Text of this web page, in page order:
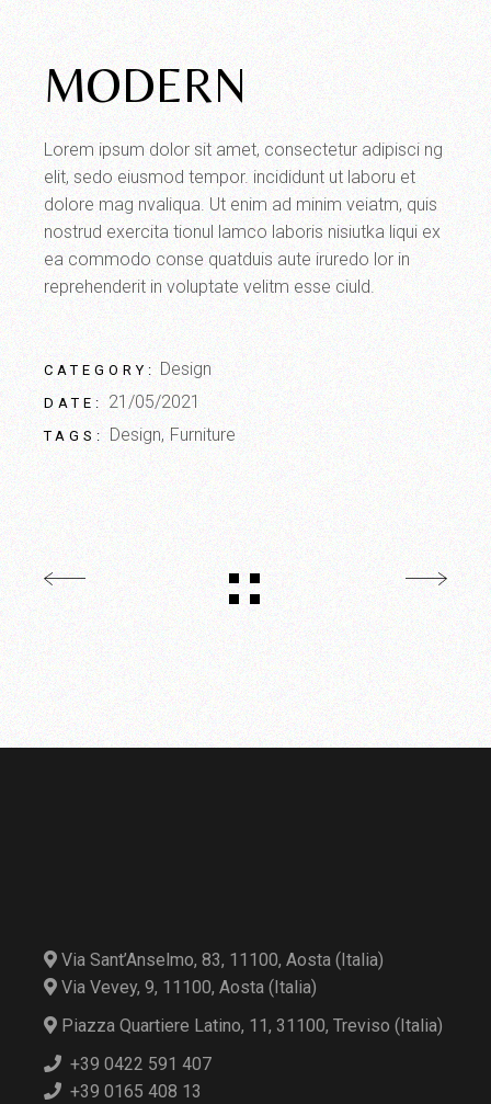
MODERN
Lorem ipsum dolor sit amet, consectetur adipisci ng
elit, sedo eiusmod tempor. incididunt ut laboru et
dolore mag nvaliqua. Ut enim ad minim veiatm, quis
nostrud exercita tionul lamco laboris nisiutka liqui ex
ea commodo conse quatduis aute iruredo lor in
reprehenderit in voluptate velitm esse ciuld.
CATEGORY: Design
DATE: 21/05/2021
TAGS: Design Furniture
Via Sant’Anselmo, 83, 11100, Aosta (Italia)
Via Vevey, 9, 11100, Aosta (Italia)
Piazza Quartiere Latino, 11, 31100, Treviso (Italia)
+39 0422 591 407
+39 0165 408 13